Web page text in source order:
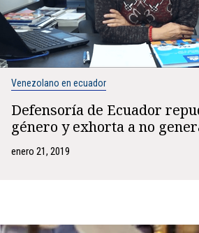
Venezolano en ecuador
Defensoría de Ecuador
género y exhorta a no
enero 21, 2019